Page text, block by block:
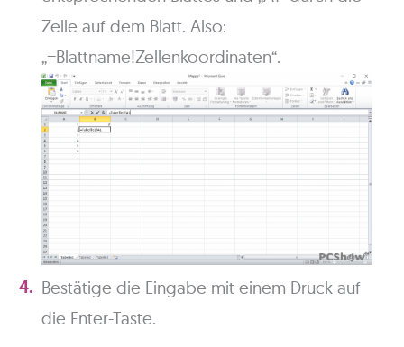
Zelle auf dem Blatt. Also:
„=Blattname!Zellenkoordinaten“.
Bestätige die Eingabe mit einem Druck auf
die Enter-Taste.